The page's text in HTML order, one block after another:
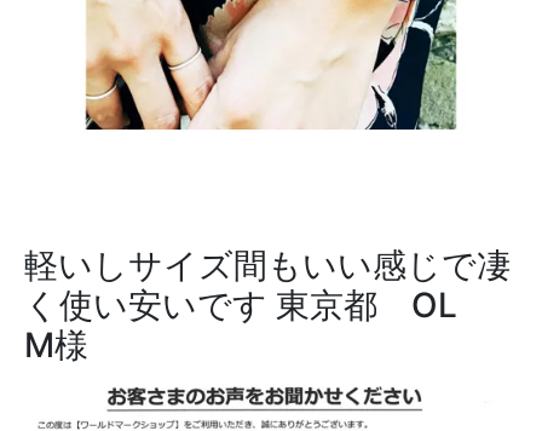
軽いしサイズ間もいい感じで凄
く使い安いです 東京都 OL
M様